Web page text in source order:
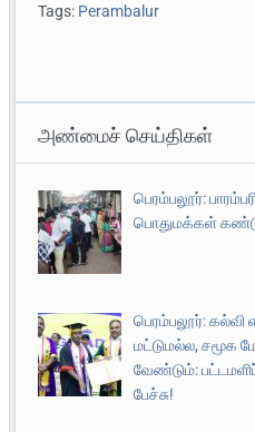
Tags: Perambalur
அண்மைச் செய்திகள்
பெரம்பலூர்:
பொதுமக்கள்
பெரம்பலூர்: கல்வி
மட்டுமல்ல, சமூக
வேண்டும்:
பேச்சு!